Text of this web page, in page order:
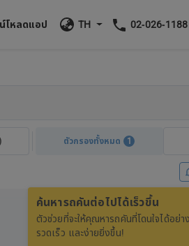
02-026-1188
TH
โหลดแอป
ตัวกรองทั้งหมด 1
ค้นหารถคันต่อไปได้เร็วขึ้น
ตัวช่วยที่จะให้คุณหารถคันที่โดนใจได้อย่า
รวดเร็ว และง่ายยิ่งขึ้น!